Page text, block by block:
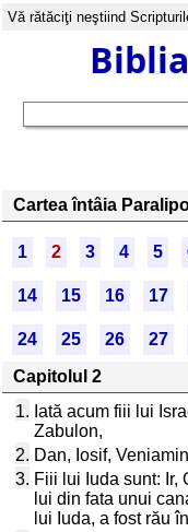
Vă rătăciţi neştiind
Cartea întâia
1 2 3 4 5
14 15 16 17
24 25 26 27
Capitolul 2
1. Iată acum fiii lui
Zabulon,
2. Dan, Iosif,
3. Fiii lui Iuda sunt: Ir,
lui din fata unui
lui Iuda, a fost rău